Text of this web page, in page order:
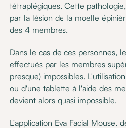
tétraplégiques. Cette
par la lésion de la moelle
des 4 membres.
Dans le cas de ces personnes,
effectués par les membres
presque) impossibles.
ou d'une tablette à l'aide des
devient alors quasi impossible.
L'application Eva Facial Mouse,